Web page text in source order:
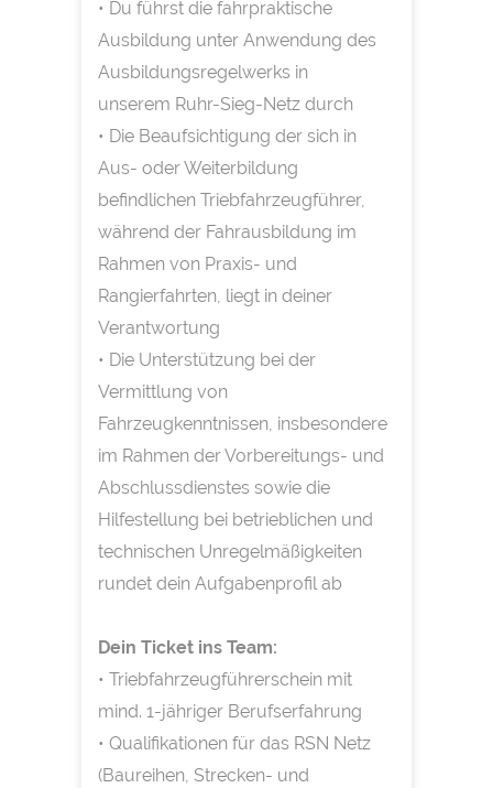
• Du führst die fahrpraktische
Ausbildung unter Anwendung des
Ausbildungsregelwerks in
unserem Ruhr-Sieg-Netz durch
• Die Beaufsichtigung der sich in
Aus- oder Weiterbildung
befindlichen Triebfahrzeugführer,
während der Fahrausbildung im
Rahmen von Praxis- und
Rangierfahrten, liegt in deiner
Verantwortung
• Die Unterstützung bei der
Vermittlung von
Fahrzeugkenntnissen, insbesondere
im Rahmen der Vorbereitungs- und
Abschlussdienstes sowie die
Hilfestellung bei betrieblichen und
technischen Unregelmäßigkeiten
rundet dein Aufgabenprofil ab
Dein Ticket ins Team:
• Triebfahrzeugführerschein mit
mind. 1-jähriger Berufserfahrung
• Qualifikationen für das RSN Netz
(Baureihen, Strecken- und